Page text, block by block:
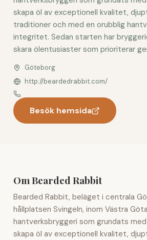
skapa öl av exceptionell kvalitet,
traditioner och med en orubblig
integritet. Sedan starten har
skara ölentusiaster som prioriterar
Göteborg
http://beardedrabbit.com/
Besök hemsida
Om Bearded Rabbit
Bearded Rabbit, beläget i centrala
hållplatsen Svingeln, inom Västra
hantverksbryggeri som grundats
skapa öl av exceptionell kvalitet,